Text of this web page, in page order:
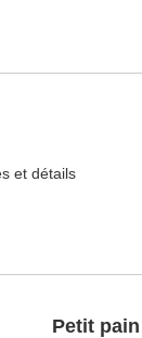
et détails
Petit